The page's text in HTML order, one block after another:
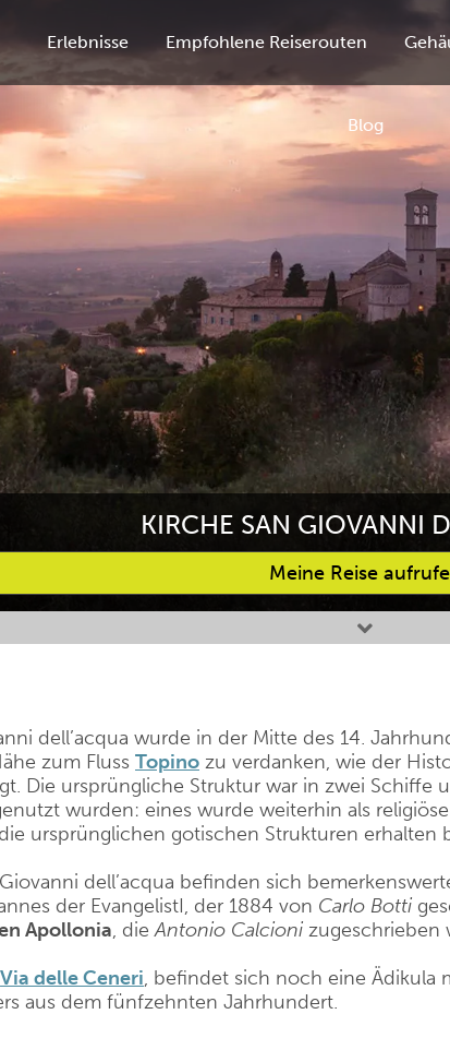
Erlebnisse Empfohlene Reiserouten
Blog
KIRCHE SAN GIOVANNI
Meine Reise
dell’acqua wurde in der Mitte des 14.
zum Fluss Topino zu verdanken, wie der
Die ursprüngliche Struktur war in zwei Schiffe
wurden: eines wurde weiterhin als
ursprünglichen gotischen Strukturen erhalten
dell’acqua befinden sich
der EvangelistI, der 1884 von Carlo Botti
Apollonia, dieAntonio Calcioni zugeschrieben
Via delle Ceneri, befindet sich noch eine Ädikula
aus dem fünfzehnten Jahrhundert.